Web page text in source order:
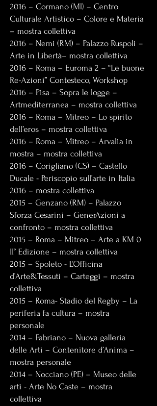
2016 – Cormano (MI) – Centro
Culturale Artistico – Colore e Materia
– mostra collettiva
2016 – Nemi (RM) – Palazzo Ruspoli –
Arte in Libertà– mostra collettiva
2016 – Roma – Euroma 2 – “Le buone
Re-Azioni” Contesteco, Workshop
2016 – Pisa – Sopra le logge –
Artmediterranea – mostra collettiva
2016 – Roma – Mitreo – Lo spirito
dell’eros – mostra collettiva
2016 – Roma – Mitreo – Arvalia in
mostra – mostra collettiva
2016 – Corigliano (CS) – Castello
Ducale - Periscopio sull’arte in Italia
2016 – mostra collettiva
2015 – Genzano (RM) – Palazzo
Sforza Cesarini – GenerAzioni a
confronto – mostra collettiva
2015 – Roma – Mitreo – Arte a KM 0
II° Edizione – mostra collettiva
2015 – Spoleto - L’Officina
d’Arte&Tessuti – Carteggi – mostra
collettiva
2015 – Roma- Stadio del Regby – La
periferia fa cultura – mostra
personale
2014 – Fabriano – Nuova galleria
delle Arti – Contenitore d’Anima –
mostra personale
2014 – Nocciano (PE) – Museo delle
arti - Arte No Caste – mostra
collettiva